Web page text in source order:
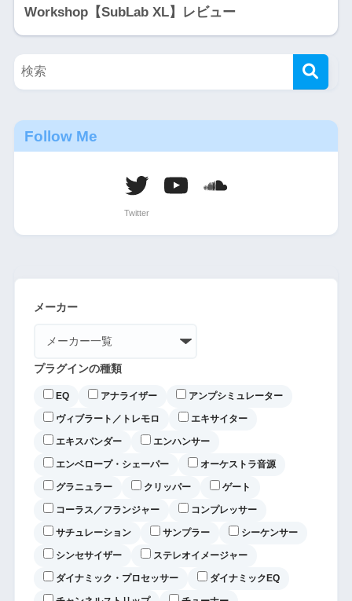
Workshop【SubLab XL】レビュー
Follow Me
メーカー
プラグインの種類
EQ アナライザー アンプシミュレーター
ヴィブラート／トレモロ エキサイター
エキスパンダー エンハンサー
エンベロープ・シェーパー オーケストラ音源
グラニュラー クリッパー ゲート
コーラス／フランジャー コンプレッサー
サチュレーション サンプラー シーケンサー
シンセサイザー ステレオイメージャー
ダイナミック・プロセッサー ダイナミックEQ